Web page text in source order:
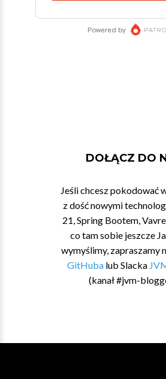
DOŁĄCZ DO
Jeśli chcesz pokodować
z dość nowymi
21, Spring Bootem,
co tam sobie jeszcze
wymyślimy, zapraszamy
GitHubalub Slacka
(kanał #jvm-